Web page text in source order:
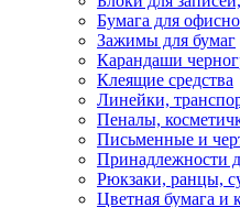
Бумага для
Зажимы для бумаг
Карандаши
Клеящие средства
Линейки,
Пеналы,
Письменные и
Принадлежности
Рюкзаки, ранцы,
Цветная бумага и